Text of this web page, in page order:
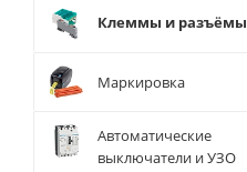
Клеммы и разъёмы
Маркировка
Автоматические
выключатели и УЗО